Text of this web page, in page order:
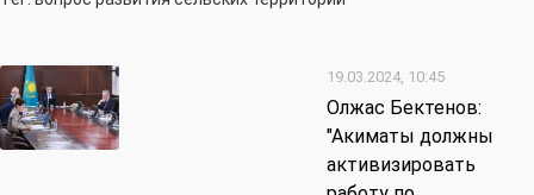
19.03.2024, 10:45
Олжас Бектенов:
"Акиматы должны
активизировать